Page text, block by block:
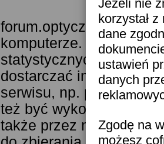
Jeżeli nie
korzystał
dane
ustawień
danych
Zgodę na
możesz
forum.optyczne.pl
komputerze.
statystycznych.
dostarczać im
serwisu, np. poprzez
też być
także przez narzędzie